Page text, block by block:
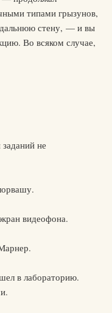
типами грызунов,
дальнюю стену, — и вы
Во всяком случае,
не
видеофона.
в лабораторию.